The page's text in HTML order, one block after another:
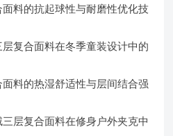
料的抗起球性与耐磨性优化技
复合面料在冬季童装设计中的
料的热湿舒适性与层间结合强
层复合面料在修身户外夹克中